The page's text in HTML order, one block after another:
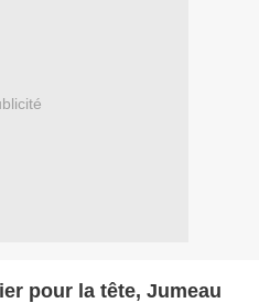
pour la tête, Jumeau